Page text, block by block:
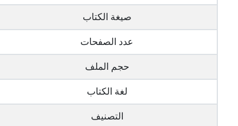
صيغة الكتاب
عدد الصفحات
حجم الملف
لغة الكتاب
التصنيف